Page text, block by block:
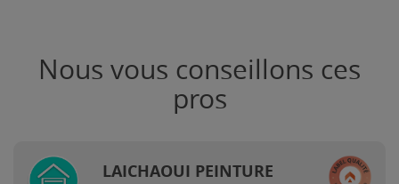
Nous vous conseillons ces
pros
LAICHAOUI PEINTURE